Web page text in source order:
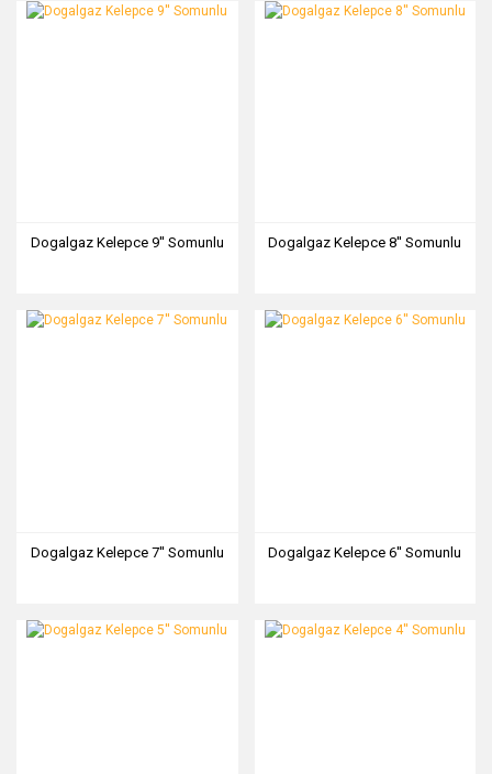
Dogalgaz Kelepce 9'' Somunlu Dogalgaz Kelepce 8'' Somunlu
Dogalgaz Kelepce 7'' Somunlu Dogalgaz Kelepce 6'' Somunlu